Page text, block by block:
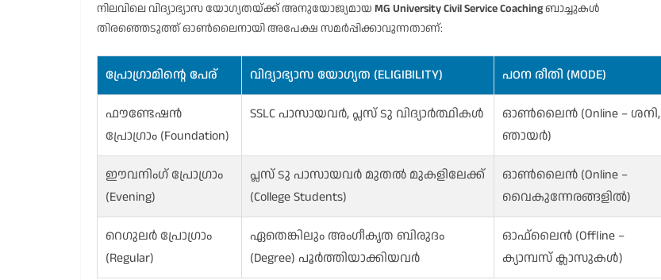
നിലവിലെ വിദ്യാഭ്യാസ യോഗ്യതയ്ക്ക് അനുയോജ്യമായ MG University Civil Service Coachingബാച്ചുകൾ
തിരഞ്ഞെടുത്ത് ഓൺലൈനായി അപേക്ഷ സമർപ്പിക്കാവുന്നതാണ്:
പ്രോഗ്രാമിന്റെ പേര് വിദ്യാഭ്യാസ യോഗ്യത (ELIGIBILITY) പഠന രീതി (MODE)
ഫൗണ്ടേഷൻ
പ്രോഗ്രാം (Foundation)
SSLC പാസായവർ, പ്ലസ് ടു വിദ്യാർത്ഥികൾ
ഓൺലൈൻ (Online – ശനി,
ഞായർ)
ഈവനിംഗ് പ്രോഗ്രാം
(Evening)
പ്ലസ് ടു പാസായവർ മുതൽ മുകളിലേക്ക്
(College Students)
ഓൺലൈൻ (Online –
വൈകുന്നേരങ്ങളിൽ)
റെഗുലർ പ്രോഗ്രാം
(Regular)
ഏതെങ്കിലും അംഗീകൃത ബിരുദം
(Degree) പൂർത്തിയാക്കിയവർ
ഓഫ്‌ലൈൻ (Offline –
ക്യാമ്പസ് ക്ലാസുകൾ)